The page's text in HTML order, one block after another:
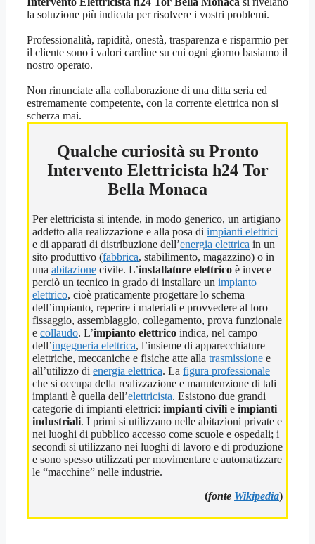
la soluzione più indicata per risolvere i vostri problemi.
Professionalità, rapidità, onestà, trasparenza e risparmio per
il cliente sono i valori cardine su cui ogni giorno basiamo il
nostro operato.
Non rinunciate alla collaborazione di una ditta seria ed
estremamente competente, con la corrente elettrica non si
scherza mai.
Qualche curiosità su Pronto
Intervento Elettricista h24 Tor
Bella Monaca
Per elettricista si intende, in modo generico, un artigiano
addetto alla realizzazione e alla posa di impianti elettrici
e di apparati di distribuzione dell’energia elettrica in un
sito produttivo (fabbrica, stabilimento, magazzino) o in
una abitazione civile. L’installatore elettrico è invece
perciò un tecnico in grado di installare un impianto
elettrico, cioè praticamente progettare lo schema
dell’impianto, reperire i materiali e provvedere al loro
fissaggio, assemblaggio, collegamento, prova funzionale
e collaudo. L’impianto elettrico indica, nel campo
dell’ingegneria elettrica, l’insieme di apparecchiature
elettriche, meccaniche e fisiche atte alla trasmissione e
all’utilizzo di energia elettrica. La figura professionale
che si occupa della realizzazione e manutenzione di tali
impianti è quella dell’elettricista. Esistono due grandi
categorie di impianti elettrici: impianti civili e impianti
industriali. I primi si utilizzano nelle abitazioni private e
nei luoghi di pubblico accesso come scuole e ospedali; i
secondi si utilizzano nei luoghi di lavoro e di produzione
e sono spesso utilizzati per movimentare e automatizzare
le “macchine” nelle industrie.
(fonte Wikipedia)